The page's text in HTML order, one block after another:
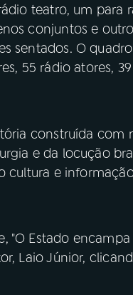
teatro, um para
conjuntos e
sentados. O
55 rádio atores,
construída
e da locução
cultura e
"O Estado
Laio Júnior,